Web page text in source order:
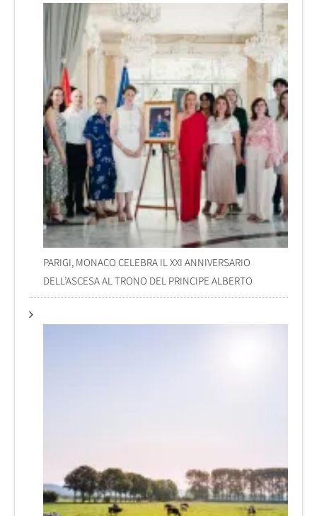
PARIGI, MONACO CELEBRA IL XXI ANNIVERSARIO
DELL’ASCESA AL TRONO DEL PRINCIPE ALBERTO